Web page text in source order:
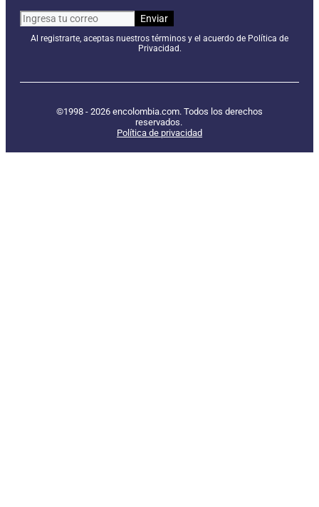
Al registrarte, aceptas nuestros términos y el acuerdo de Política de
Privacidad.
©1998 - 2026 encolombia.com. Todos los derechos
reservados.
Política de privacidad